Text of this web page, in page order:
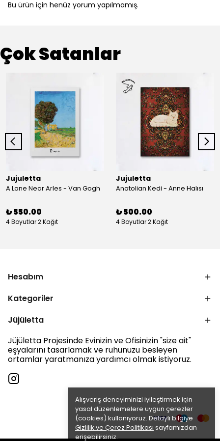
Alışveriş deneyiminizi iyileştirmek için
yasal düzenlemelere uygun çerezler
(cookies) kullanıyoruz. Detaylı bilgiye
Gizlilik ve Çerez Politikası sayfamızdan
erişebilirsiniz.
Bu ürün için henüz yorum yapılmamış.
Çok Satanlar
Jujuletta
A Lane Near Arles - Van Gogh
₺ 550.00
4 Boyutlar 2 Kağıt
Jujuletta
Anatolian Kedi - Anne Halısı
₺ 500.00
4 Boyutlar 2 Kağıt
Hesabım
Kategoriler
Jüjületta
Jüjületta Projesinde Evinizin ve Ofisinizin "size ait"
eşyalarını tasarlamak ve ruhunuzu besleyen
ortamlar yaratmanıza yardımcı olmak istiyoruz.